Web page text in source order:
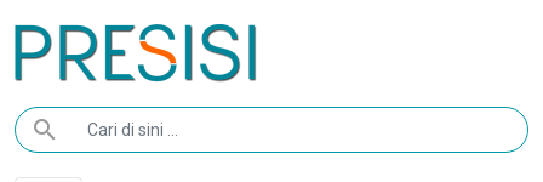
search